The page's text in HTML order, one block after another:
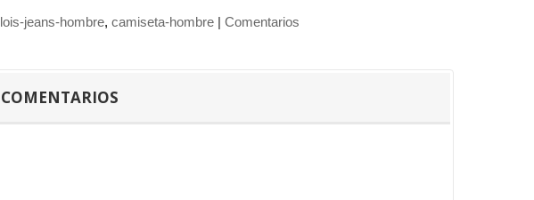
lois-jeans-hombre camiseta-hombre | Comentarios
COMENTARIOS